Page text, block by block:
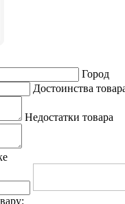
Город
Достоинства
Недостатки товара